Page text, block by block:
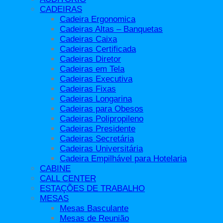
CADEIRAS
Cadeira Ergonomica
Cadeiras Altas – Banquetas
Cadeiras Caixa
Cadeiras Certificada
Cadeiras Diretor
Cadeiras em Tela
Cadeiras Executiva
Cadeiras Fixas
Cadeiras Longarina
Cadeiras para Obesos
Cadeiras Polipropileno
Cadeiras Presidente
Cadeiras Secretária
Cadeiras Universitária
Cadeira Empilhável para Hotelaria
CABINE
CALL CENTER
ESTAÇÕES DE TRABALHO
MESAS
Mesas Basculante
Mesas de Reunião
Cadeiras Longarina
Cadeiras para Obesos
Cadeiras Polipropileno
Cadeiras Presidente
Cadeiras Secretária
Cadeiras Universitária
Longarinas Modelo Aeroporto
Call Center
Conjuntos Escolares
Divisórias
Acessórios
Estações de Trabalho
Hotelaria
Cadeira Empilhável para Hotelaria
Mesa Alta
Mesa Bistrô
Mesa Ergonômica Certificada
Mesas Basculante
Mesas de Apoio
Mesas de Escritório
Mesas de Reunião